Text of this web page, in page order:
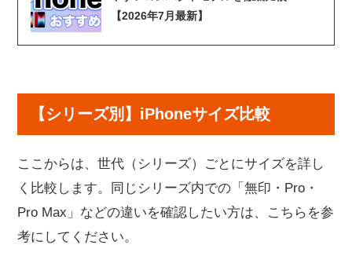
【2026年7月最新】
【シリーズ別】iPhoneサイズ比較
ここからは、世代（シリーズ）ごとにサイズを詳し
く比較します。同じシリーズ内での「無印・Pro・
Pro Max」などの違いを確認したい方は、こちらを参
考にしてください。